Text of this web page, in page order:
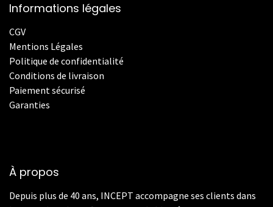
Informations légales
CGV
Mentions Légales
Politique de confidentialité
Conditions de livraison
Paiement sécurisé
Garanties
À propos
Depuis plus de 40 ans, INCEPT accompagne ses clients dans